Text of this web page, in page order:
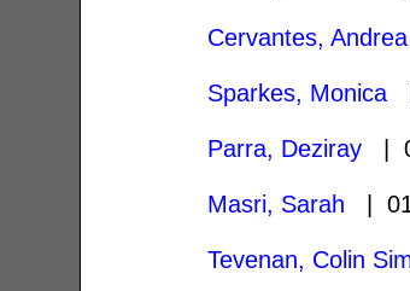
Cervantes, Andrea
Sparkes, Monica
Parra, Deziray |
Masri, Sarah |
Tevenan, Colin